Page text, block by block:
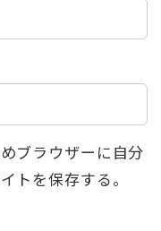
ブラウザーに自分
トを保存する。